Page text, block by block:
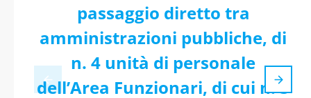
passaggio diretto tra
amministrazioni pubbliche, di
n. 4 unità di personale
dell’Area Funzionari, di cui n. 3